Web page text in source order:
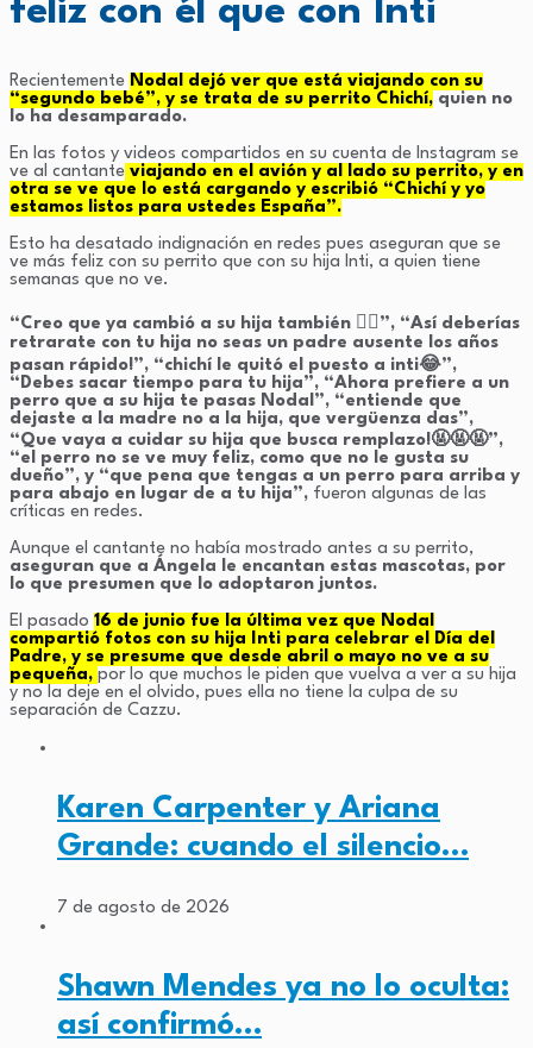
feliz con él que con Inti
Recientemente Nodal dejó ver que está viajando con su
“segundo bebé”, y se trata de su perrito Chichí, quien no
lo ha desamparado.
En las fotos y videos compartidos en su cuenta de Instagram se
ve al cantante viajando en el avión y al lado su perrito, y en
otra se ve que lo está cargando y escribió “Chichí y yo
estamos listos para ustedes España”.
Esto ha desatado indignación en redes pues aseguran que se
ve más feliz con su perrito que con su hija Inti, a quien tiene
semanas que no ve.
“Creo que ya cambió a su hija también 🤦‍♀️”, “Así deberías
retrarate con tu hija no seas un padre ausente los años
pasan rápido!”, “chichí le quitó el puesto a inti😂”,
“Debes sacar tiempo para tu hija”, “Ahora prefiere a un
perro que a su hija te pasas Nodal”, “entiende que
dejaste a la madre no a la hija, que vergüenza das”,
“Que vaya a cuidar su hija que busca remplazo!🤬🤬🤬”,
“el perro no se ve muy feliz, como que no le gusta su
dueño”, y “que pena que tengas a un perro para arriba y
para abajo en lugar de a tu hija”, fueron algunas de las
críticas en redes.
Aunque el cantante no había mostrado antes a su perrito,
aseguran que a Ángela le encantan estas mascotas, por
lo que presumen que lo adoptaron juntos.
El pasado 16 de junio fue la última vez que Nodal
compartió fotos con su hija Inti para celebrar el Día del
Padre, y se presume que desde abril o mayo no ve a su
pequeña, por lo que muchos le piden que vuelva a ver a su hija
y no la deje en el olvido, pues ella no tiene la culpa de su
separación de Cazzu.
Karen Carpenter y Ariana
Grande: cuando el silencio…
7 de agosto de 2026
Shawn Mendes ya no lo oculta:
así confirmó…